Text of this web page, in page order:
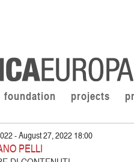
foundation projects
- August 27, 2022 18:00
PELLI